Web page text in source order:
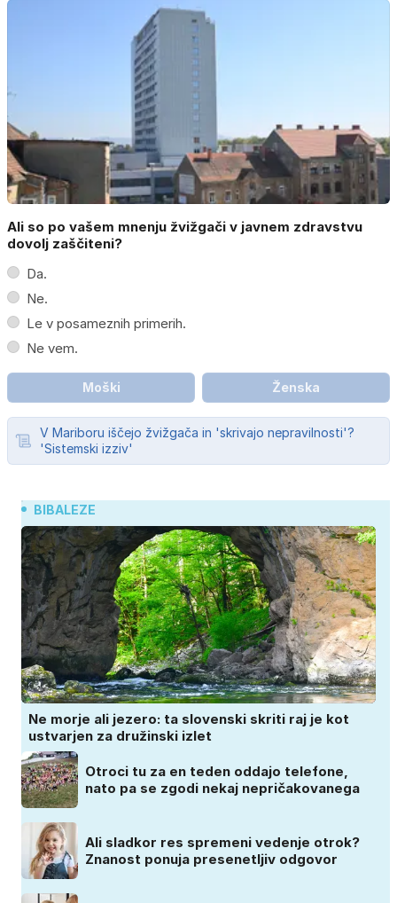
Ali so po vašem mnenju žvižgači v javnem zdravstvu
dovolj zaščiteni?
Da.
Ne.
Le v posameznih primerih.
Ne vem.
Moški Ženska
V Mariboru iščejo žvižgača in 'skrivajo nepravilnosti'?
'Sistemski izziv'
BIBALEZE
Ne morje ali jezero: ta slovenski skriti raj je kot
ustvarjen za družinski izlet
Otroci tu za en teden oddajo telefone,
nato pa se zgodi nekaj nepričakovanega
Ali sladkor res spremeni vedenje otrok?
Znanost ponuja presenetljiv odgovor